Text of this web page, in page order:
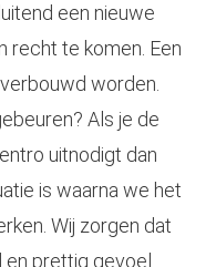
een nieuwe
recht te komen. Een
worden.
Als je de
uitnodigt dan
is waarna we het
Wij zorgen dat
prettig gevoel